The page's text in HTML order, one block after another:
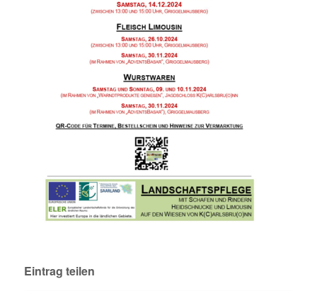
Eintrag teilen